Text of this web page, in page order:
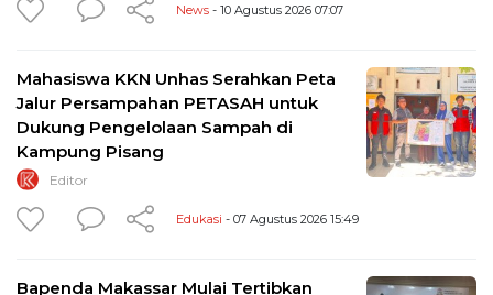
News - 10 Agustus 2026 07:07
Mahasiswa KKN Unhas Serahkan Peta
Jalur Persampahan PETASAH untuk
Dukung Pengelolaan Sampah di
Kampung Pisang
Editor
Edukasi - 07 Agustus 2026 15:49
Bapenda Makassar Mulai Tertibkan